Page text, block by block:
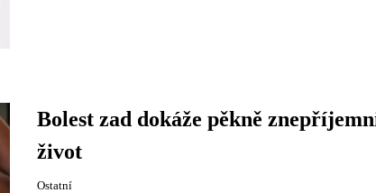
Bolest zad dokáže pěkně
život
Ostatní